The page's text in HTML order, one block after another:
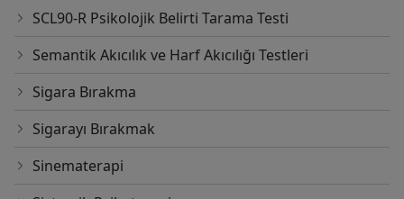
SCL90-R Psikolojik Belirti Tarama Testi
Semantik Akıcılık ve Harf Akıcılığı Testleri
Sigara Bırakma
Sigarayı Bırakmak
Sinematerapi